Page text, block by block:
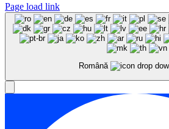
Page load link
Română